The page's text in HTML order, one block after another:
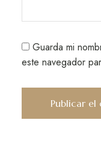
Guarda mi
este navegador